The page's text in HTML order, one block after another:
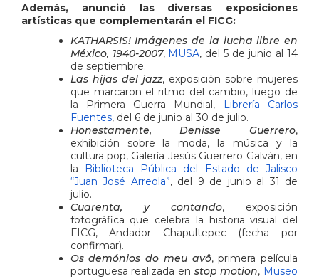
Además, anunció las diversas exposiciones
artísticas que complementarán el FICG:
KATHARSIS! Imágenes de la lucha libre en
México, 1940-2007, MUSA, del 5 de junio al 14
de septiembre.
Las hijas del jazz, exposición sobre mujeres
que marcaron el ritmo del cambio, luego de
la Primera Guerra Mundial,
Librería Carlos
Fuentes, del 6 de junio al 30 de julio.
Honestamente, Denisse Guerrero,
exhibición sobre la moda, la música y la
cultura pop, Galería Jesús Guerrero Galván, en
la
Biblioteca Pública del Estado de Jalisco
“Juan José Arreola”, del 9 de junio al 31 de
julio.
Cuarenta, y contando, exposición
fotográfica que celebra la historia visual del
FICG, Andador Chapultepec (fecha por
confirmar).
Os demónios do meu avô, primera película
portuguesa realizada en stop motion, Museo